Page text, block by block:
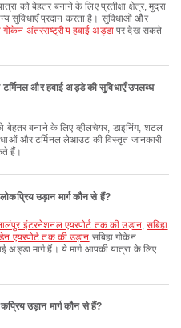
सुविधाएँ प्रदान करता है। सुविधाओं और
गोकेन अंतरराष्ट्रीय हवाई अड्डापर देख सकते
टर्मिनल और हवाई अड्डे की सुविधाएँ उपलब्ध
और टर्मिनल लेआउट की विस्तृत जानकारी
हैं।
उड़ान मार्ग कौन से हैं?
इंटरनेशनल एयरपोर्ट तक की उड़ान,सबिहा
एयरपोर्ट तक की उड़ान सबिहा गोकेन
अड्डा मार्ग हैं। ये मार्ग आपकी यात्रा के लिए
उड़ान मार्ग कौन से हैं?